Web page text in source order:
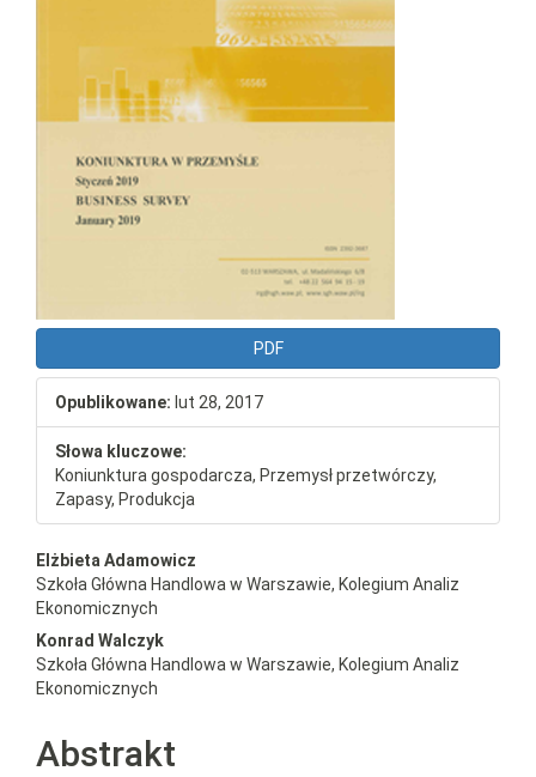
PDF
Opublikowane: lut 28, 2017
Słowa kluczowe:
Koniunktura gospodarcza, Przemysł przetwórczy,
Zapasy, Produkcja
Elżbieta Adamowicz
Szkoła Główna Handlowa w Warszawie, Kolegium Analiz
Ekonomicznych
Konrad Walczyk
Szkoła Główna Handlowa w Warszawie, Kolegium Analiz
Ekonomicznych
Abstrakt